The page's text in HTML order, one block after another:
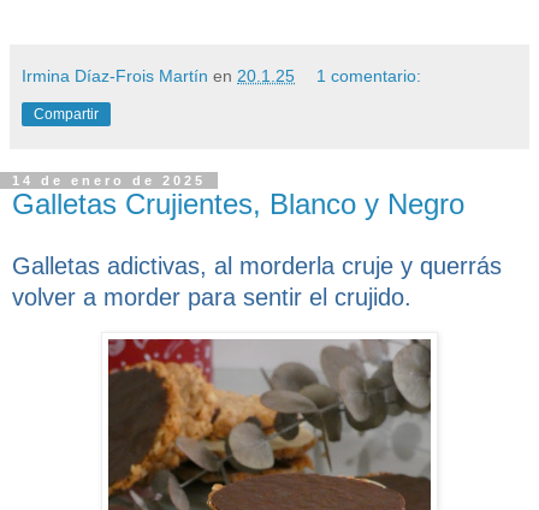
Irmina Díaz-Frois Martín en 20.1.25 1 comentario:
Compartir
14 de enero de 2025
Galletas Crujientes, Blanco y Negro
Galletas adictivas, al morderla cruje y querrás
volver a morder para sentir el crujido.